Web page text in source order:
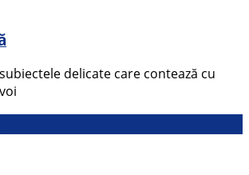
delicate care contează cu